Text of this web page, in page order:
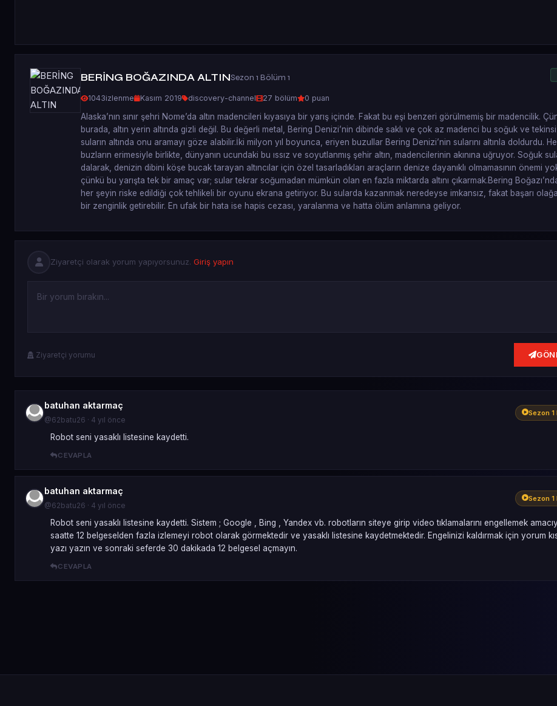
BERİNG BOĞAZINDA ALTINSezon 1 Bölüm 1
1043izlenme Kasım 2019 discovery-channel 27 bölüm 0 puan
Alaska’nın sınır şehri Nome’da altın madencileri kıyasıya bir yarış içinde. Fakat bu eşi benzeri görülmemiş bir madencilik.
burada, altın yerin altında gizli değil. Bu değerli metal, Bering Denizi’nin dibinde saklı ve çok az madenci bu soğuk ve
suların altında onu aramayı göze alabilir.İki milyon yıl boyunca, eriyen buzullar Bering Denizi’nin sularını altınla doldurdu.
buzların erimesiyle birlikte, dünyanın ucundaki bu ıssız ve soyutlanmış şehir altın, madencilerinin akınına uğruyor. Soğuk
dalarak, denizin dibini köşe bucak tarayan altıncılar için özel tasarladıkları araçların denize dayanıklı olmamasının önemi
çünkü bu yarışta tek bir amaç var; sular tekrar soğumadan mümkün olan en fazla miktarda altını çıkarmak.Bering
her şeyin riske edildiği çok tehlikeli bir oyunu ekrana getiriyor. Bu sularda kazanmak neredeyse imkansız, fakat başarı
bir zenginlik getirebilir. En ufak bir hata ise hapis cezası, yaralanma ve hatta ölüm anlamına geliyor.
Ziyaretçi olarak yorum yapıyorsunuz. Giriş yapın
Ziyaretçi yorumu
batuhan aktarmaç
@62batu26 · 4 yıl önce
Sezon 1
Robot seni yasaklı listesine kaydetti.
CEVAPLA
batuhan aktarmaç
@62batu26 · 4 yıl önce
Sezon 1
Robot seni yasaklı listesine kaydetti. Sistem ; Google , Bing , Yandex vb. robotların siteye girip video tıklamalarını engellemek
saatte 12 belgeselden fazla izlemeyi robot olarak görmektedir ve yasaklı listesine kaydetmektedir. Engelinizi kaldırmak için yorum
yazı yazın ve sonraki seferde 30 dakikada 12 belgesel açmayın.
CEVAPLA